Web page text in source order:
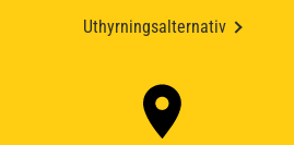
Uthyrningsalternativ